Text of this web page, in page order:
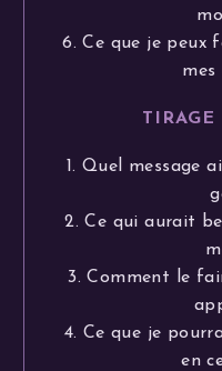
6. Ce que je peux
mes
TIRAGE
1. Quel message
2. Ce qui aurait
3. Comment le
4. Ce que je
en